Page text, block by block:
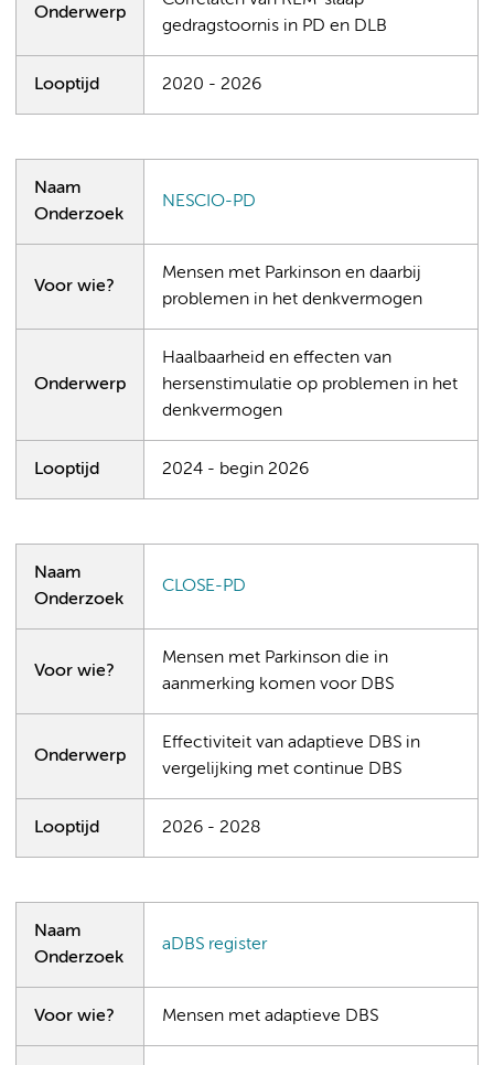
Onderwerp
gedragstoornis in PD en DLB
Looptijd 2020 - 2026
Naam
Onderzoek
NESCIO-PD
Voor wie?
Mensen met Parkinson en daarbij
problemen in het denkvermogen
Onderwerp
Haalbaarheid en effecten van
hersenstimulatie op problemen in het
denkvermogen
Looptijd 2024 - begin 2026
Naam
Onderzoek
CLOSE-PD
Voor wie?
Mensen met Parkinson die in
aanmerking komen voor DBS
Onderwerp
Effectiviteit van adaptieve DBS in
vergelijking met continue DBS
Looptijd 2026 - 2028
Naam
Onderzoek
aDBS register
Voor wie? Mensen met adaptieve DBS